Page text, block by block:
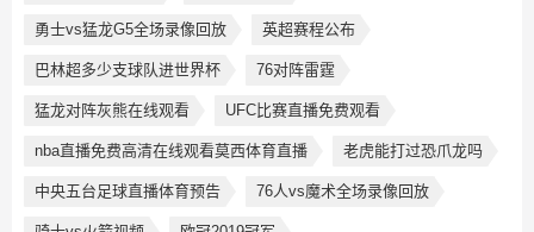
勇士vs猛龙G5全场录像回放 英超赛程公布
巴林超多少支球队进世界杯 76对阵雷霆
猛龙对阵灰熊在线观看 UFC比赛直播免费观看
nba直播免费高清在线观看莫西体育直播 老虎能打过恐爪龙吗
中央五台足球直播体育预告 76人vs魔术全场录像回放